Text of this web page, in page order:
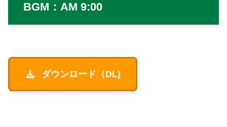
BGM ： AM 9:00
ダウンロード（DL)